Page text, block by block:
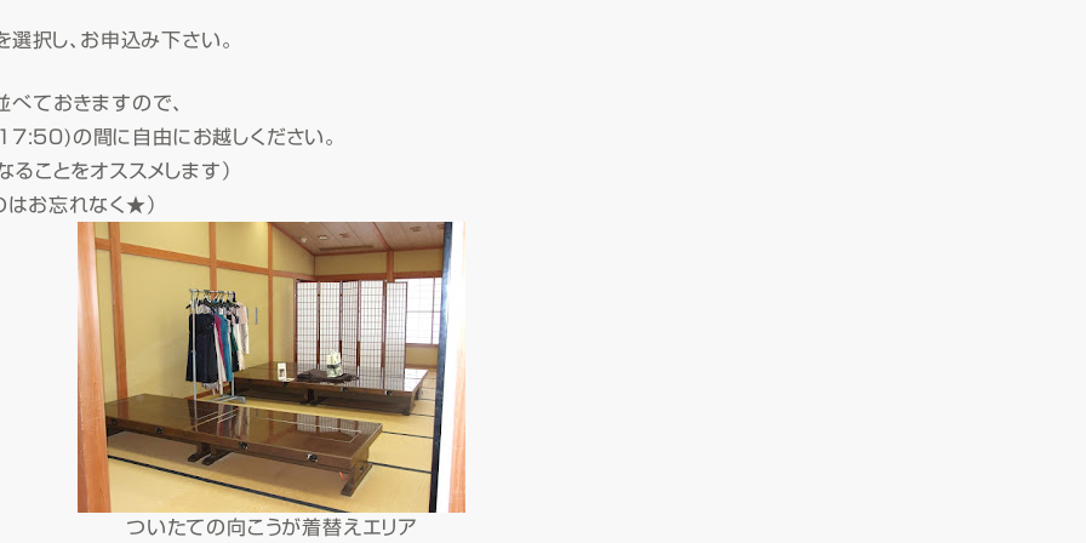
択し、お申込み下さい。
べておきますので、
の間に自由にお越しください。
ことをオススメします）
はお忘れなく★）
ついたての向こうが着替えエリア